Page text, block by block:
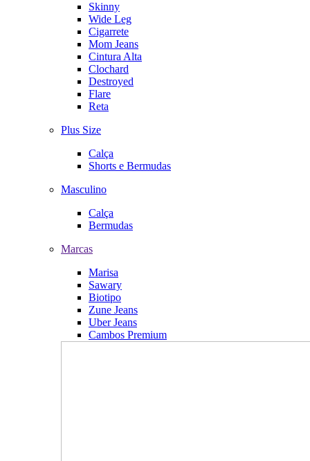
Skinny
Wide Leg
Cigarrete
Mom Jeans
Cintura Alta
Clochard
Destroyed
Flare
Reta
Plus Size
Calça
Shorts e Bermudas
Masculino
Calça
Bermudas
Marcas
Marisa
Sawary
Biotipo
Zune Jeans
Uber Jeans
Cambos Premium